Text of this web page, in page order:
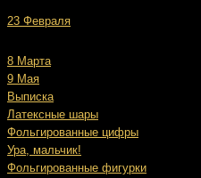
23 Февраля
8 Марта
9 Мая
Выписка
Латексные шары
Фольгированные цифры
Ура, мальчик!
Фольгированные фигурки